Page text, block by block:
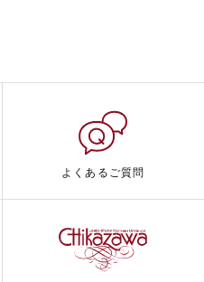
よくあるご質問